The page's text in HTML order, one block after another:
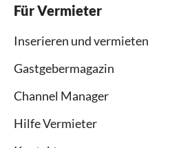
Für Vermieter
Inserieren und vermieten
Gastgebermagazin
Channel Manager
Hilfe Vermieter